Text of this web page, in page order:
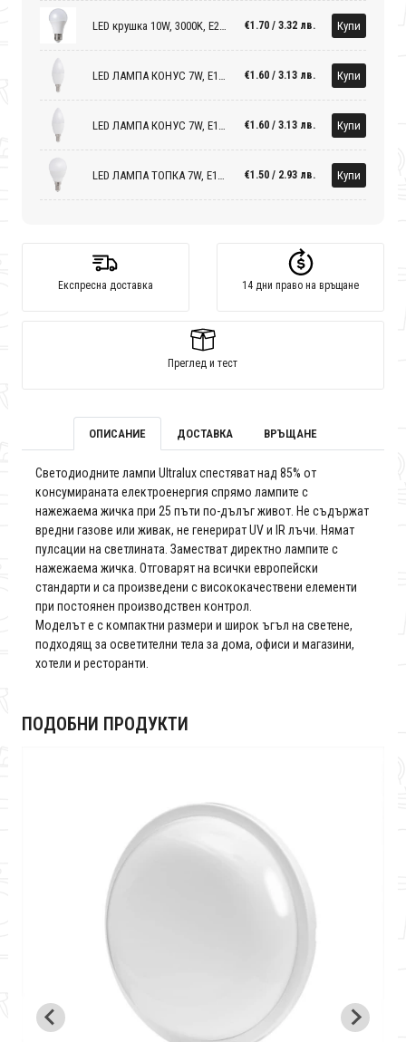
€1.70 / 3.32 лв. Купи
€1.60 / 3.13 лв. Купи
€1.60 / 3.13 лв. Купи
€1.50 / 2.93 лв. Купи
Експресна доставка 14 дни право на връщане
Преглед и тест
ОПИСАНИЕ ДОСТАВКА ВРЪЩАНЕ
Светодиодните лампи Ultralux спестяват над 85% от
консумираната електроенергия спрямо лампите с
нажежаема жичка при 25 пъти по-дълъг живот. Не съдържат
вредни газове или живак, не генерират UV и IR лъчи. Нямат
пулсации на светлината. Заместват директно лампите с
нажежаема жичка. Отговарят на всички европейски
стандарти и са произведени с висококачествени елементи
при постоянен производствен контрол.
Моделът е с компактни размери и широк ъгъл на светене,
подходящ за осветителни тела за дома, офиси и магазини,
хотели и ресторанти.
ПОДОБНИ ПРОДУКТИ